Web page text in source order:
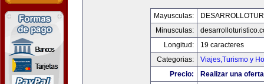
Mayusculas:
Minusculas:
Longitud:
19 caracteres
Categorias:
Viajes,Turismo y
Precio:
Realizar una